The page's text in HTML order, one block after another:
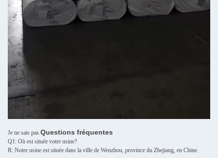
Je ne sais pas.Questions fréquentes
Q1: Où est située votre usine?
R: Notre usine est située dans la ville de Wenzhou, province du Zhejiang, en Chine.